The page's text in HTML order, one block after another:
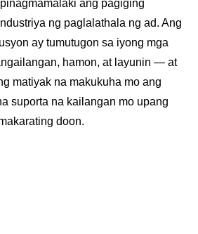
ang pagiging
ng paglalathala ng ad. Ang
ay tumutugon sa iyong mga
hamon, at layunin — at
matiyak na makukuha mo ang
suporta na kailangan mo upang
doon.